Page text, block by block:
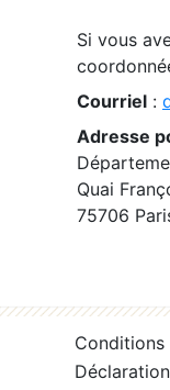
Si vous
Courriel :
Adresse
Quai
75706